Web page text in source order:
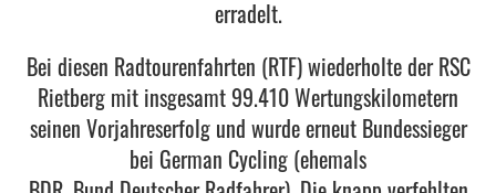
erradelt.
Bei diesen Radtourenfahrten (RTF) wiederholte der RSC
Rietberg mit insgesamt 99.410 Wertungskilometern
seinen Vorjahreserfolg und wurde erneut Bundessieger
bei German Cycling (ehemals